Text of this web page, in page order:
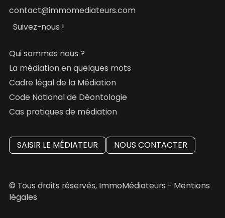
contact@immomediateurs.com
Suivez-nous !
Qui sommes nous ?
La médiation en quelques mots
Cadre légal de la Médiation
Code National de Déontologie
Cas pratiques de médiation
SAISIR LE MÉDIATEUR NOUS CONTACTER
© Tous droits réservés, ImmoMédiateurs - Mentions
légales